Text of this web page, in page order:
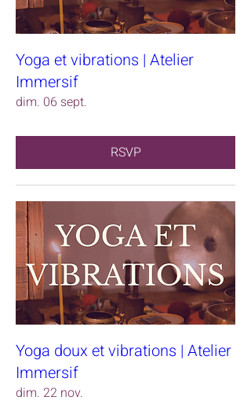
Yoga et vibrations | Atelier
Immersif
dim. 06 sept.
RSVP
Yoga doux et vibrations | Atelier
Immersif
dim. 22 nov.